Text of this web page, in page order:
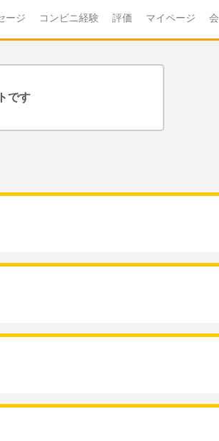
ージ コンビニ経験 評価 マイページ
です